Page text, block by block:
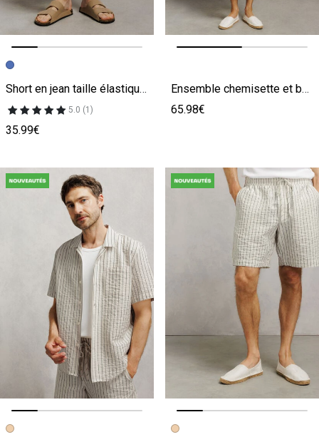
Image précédente
Image suivante
Short en jean taille élastiquée
5.0 (1)
35.99€
Ensemble chemisette et bermuda rayé - Écru
65.98€
Image précédente
Image suivante
Image précédente
Image suivante